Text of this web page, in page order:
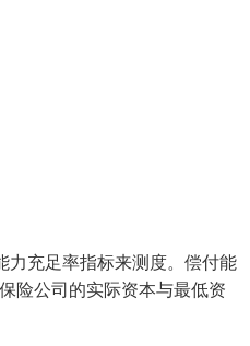
充足率指标来测度。偿付能
险公司的实际资本与最低资